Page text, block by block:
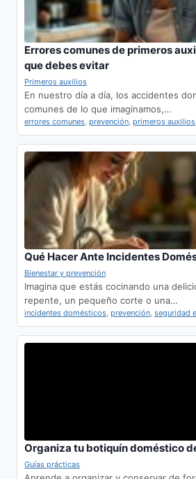
Errores comunes de primeros
que debes evitar
Primeros auxilios
En nuestro día a día, los accidentes
comunes de lo que imaginamos,…
errores comunes, prevención, primeros auxilios
Qué Hacer Ante Incidentes
Bienestar y prevención
Imagina que estás cocinando una
repente, un pequeño corte o una…
incidentes domésticos, prevención, seguridad
Organiza tu botiquín doméstico
Guías prácticas